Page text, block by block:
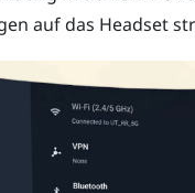
auf das Headset